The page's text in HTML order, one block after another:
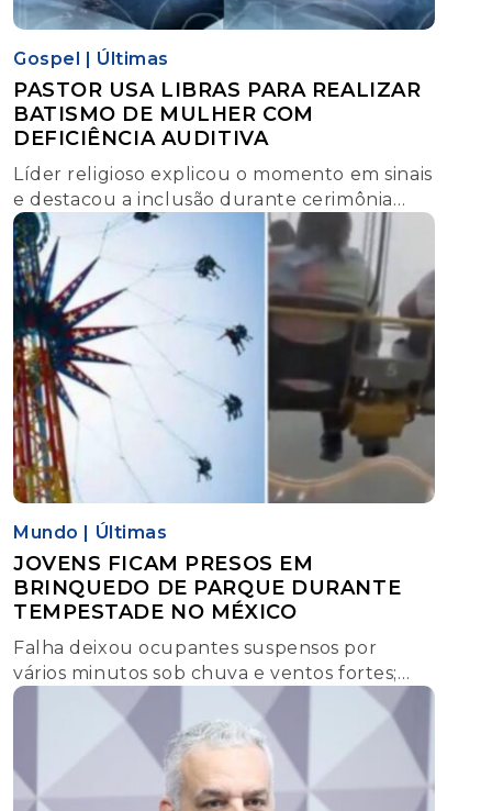
Gospel | Últimas
PASTOR USA LIBRAS PARA REALIZAR
BATISMO DE MULHER COM
DEFICIÊNCIA AUDITIVA
Líder religioso explicou o momento em sinais
e destacou a inclusão durante cerimônia
realizada no Maranhão.
Mundo | Últimas
JOVENS FICAM PRESOS EM
BRINQUEDO DE PARQUE DURANTE
TEMPESTADE NO MÉXICO
Falha deixou ocupantes suspensos por
vários minutos sob chuva e ventos fortes;
equipes de emergência realizaram o resgate.